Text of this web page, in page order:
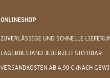
ONLINESHOP
ZUVERLÄSSIGE UND SCHNELLE
LAGERBESTAND JEDERZEIT SICHTBAR
VERSANDKOSTEN AB 4,90 € (NACH